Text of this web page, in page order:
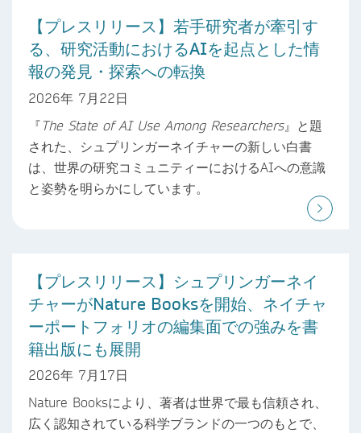
【プレスリリース】若手研究者が牽引す
る、研究活動におけるAIを起点とした情
報の発見・探索への転換
2026年 7月22日
『The State of AI Use Among Researchers』と題
された、シュプリンガーネイチャーの新しい白書
は、世界の研究コミュニティーにおけるAIへの意識
と姿勢を明らかにしています。
【プレスリリース】シュプリンガーネイ
チャーがNature Booksを開始、ネイチャ
ーポートフォリオの編集面での強みを書
籍出版にも展開
2026年 7月17日
Nature Booksにより、著者は世界で最も信頼され、
広く認知されている科学ブランドの一つのもとで、